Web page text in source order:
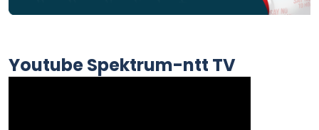
Youtube Spektrum-ntt TV